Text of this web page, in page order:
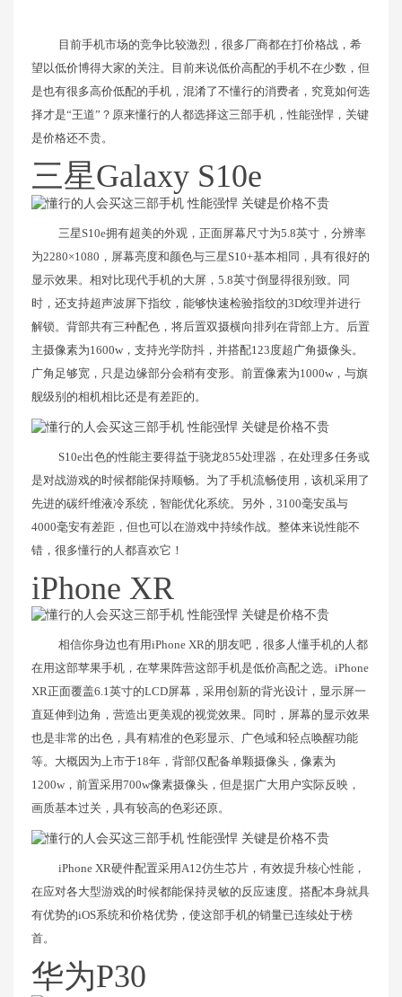
目前手机市场的竞争比较激烈，很多厂商都在打价格战，希
望以低价博得大家的关注。目前来说低价高配的手机不在少数，但
是也有很多高价低配的手机，混淆了不懂行的消费者，究竟如何选
择才是“王道”？原来懂行的人都选择这三部手机，性能强悍，关键
是价格还不贵。
三星Galaxy S10e
三星S10e拥有超美的外观，正面屏幕尺寸为5.8英寸，分辨率
为2280×1080，屏幕亮度和颜色与三星S10+基本相同，具有很好的
显示效果。相对比现代手机的大屏，5.8英寸倒显得很别致。同
时，还支持超声波屏下指纹，能够快速检验指纹的3D纹理并进行
解锁。背部共有三种配色，将后置双摄横向排列在背部上方。后置
主摄像素为1600w，支持光学防抖，并搭配123度超广角摄像头。
广角足够宽，只是边缘部分会稍有变形。前置像素为1000w，与旗
舰级别的相机相比还是有差距的。
S10e出色的性能主要得益于骁龙855处理器，在处理多任务或
是对战游戏的时候都能保持顺畅。为了手机流畅使用，该机采用了
先进的碳纤维液冷系统，智能优化系统。另外，3100毫安虽与
4000毫安有差距，但也可以在游戏中持续作战。整体来说性能不
错，很多懂行的人都喜欢它！
iPhone XR
相信你身边也有用iPhone XR的朋友吧，很多人懂手机的人都
在用这部苹果手机，在苹果阵营这部手机是低价高配之选。iPhone
XR正面覆盖6.1英寸的LCD屏幕，采用创新的背光设计，显示屏一
直延伸到边角，营造出更美观的视觉效果。同时，屏幕的显示效果
也是非常的出色，具有精准的色彩显示、广色域和轻点唤醒功能
等。大概因为上市于18年，背部仅配备单颗摄像头，像素为
1200w，前置采用700w像素摄像头，但是据广大用户实际反映，
画质基本过关，具有较高的色彩还原。
iPhone XR硬件配置采用A12仿生芯片，有效提升核心性能，
在应对各大型游戏的时候都能保持灵敏的反应速度。搭配本身就具
有优势的iOS系统和价格优势，使这部手机的销量已连续处于榜
首。
华为P30